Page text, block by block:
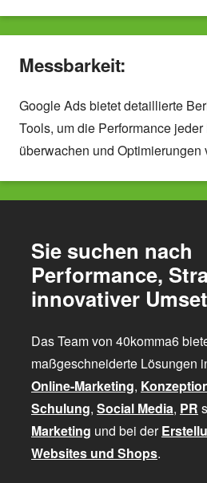
Messbarkeit:
Google Ads bietet detaillierte
Tools, um die Performance
überwachen und Optimierungen
Sie suchen nach
Performance,
innovativer
Das Team von 40komma6
maßgeschneiderte Lösungen
Online-Marketing,
Schulung, Social Media, PR
Marketing und bei der
Websites und Shops.